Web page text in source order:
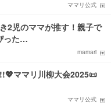
ママリ公式
2児のママが推す！親子で
った…
mamari
ママリ川柳大会2025📜
ママリ公式